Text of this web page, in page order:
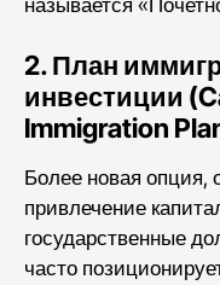
называется
2. План
инвестиции
Immigration
Более новая опция,
привлечение
государственные
часто